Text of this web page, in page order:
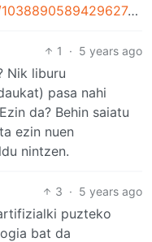
1 · 5 years ago
Nik liburu
pasa nahi
da? Behin saiatu
ezin nuen
nintzen.
3 · 5 years ago
puzteko
bat da